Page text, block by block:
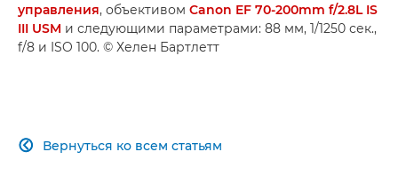
управления, объективом Canon EF 70-200mm f/2.8L IS
III USM и следующими параметрами: 88 мм, 1/1250 сек.,
f/8 и ISO 100. © Хелен Бартлетт
Вернуться ко всем статьям
